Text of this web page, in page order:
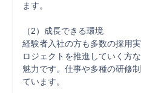
ます。
（2）成長できる環境
経験者入社の方も多数の採用
ロジェクトを推進していく方
魅力です。仕事や多種の研修
ています。